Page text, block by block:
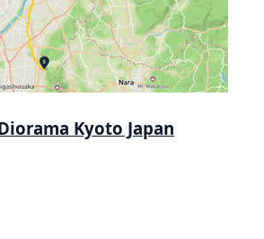
Kyoto Japan